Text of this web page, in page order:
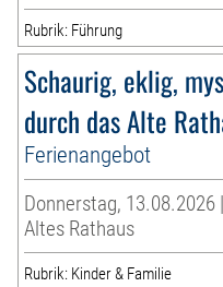
Rubrik: Führung
Schaurig, eklig,
durch das Alte
Ferienangebot
Donnerstag, 13.08.2026
Altes Rathaus
Rubrik: Kinder & Familie